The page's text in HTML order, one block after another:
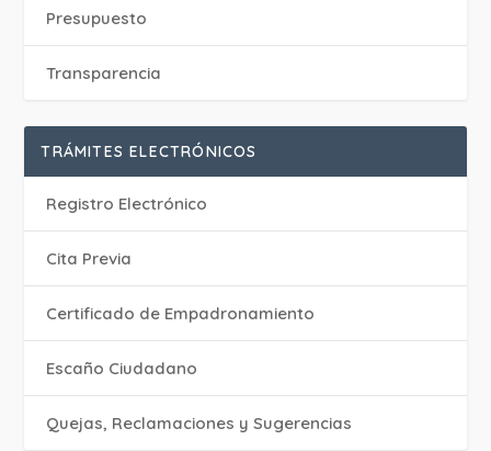
Presupuesto
Transparencia
TRÁMITES ELECTRÓNICOS
Registro Electrónico
Cita Previa
Certificado de Empadronamiento
Escaño Ciudadano
Quejas, Reclamaciones y Sugerencias